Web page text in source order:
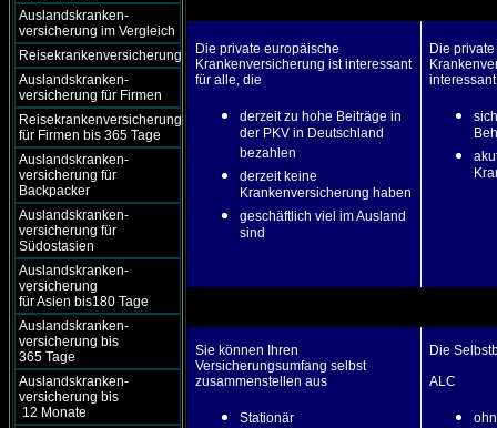
Auslandskranken-
versicherung im Vergleich
Reisekrankenversicherung
Auslandskranken-
versicherung für Firmen
Reisekrankenversicherung
für Firmen bis 365 Tage
Auslandskranken-
versicherung für
Backpacker
Auslandskranken-
versicherung für
Südostasien
Auslandskranken-
versicherung
für Asien bis180 Tage
Auslandskranken-
versicherung bis
365 Tage
Auslandskranken-
versicherung bis
12 Monate
Die private europäische
Krankenversicherung ist interessant
für alle, die
derzeit zu hohe Beiträge in
der PKV in Deutschland
bezahlen
derzeit keine
Krankenversicherung haben
geschäftlich viel im Ausland
sind
Die
Sie können Ihren
Versicherungsumfang selbst
zusammenstellen aus
Stationär
Die
ALC